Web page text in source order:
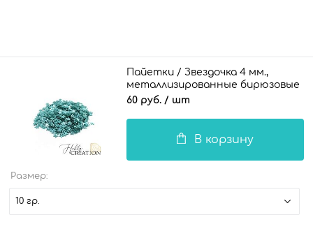
Пайетки / Звездочка 4 мм.,
металлизированные бирюзовые
60 руб. / шт
В корзину
Размер:
10 гр.